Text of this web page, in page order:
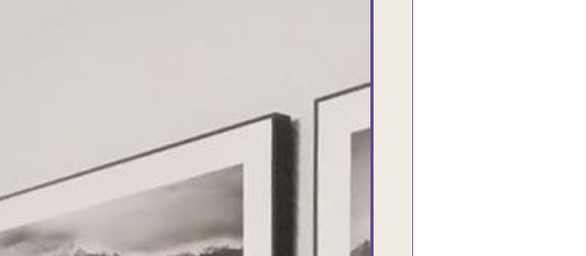
وإرضاء العميل والخامات والتقفيل وسرعة
التوصيل. بصراحه وبمنتهي الأمانه مكسب
Doaa Elsayd
القاهرة - مصر